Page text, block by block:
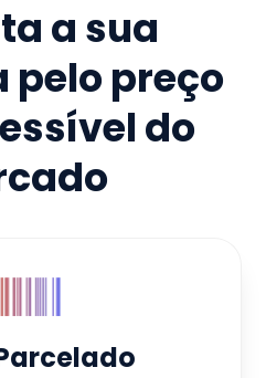
a sua
preço
do